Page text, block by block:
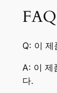
FAQ
Q: 이 제
A: 이 제
다.